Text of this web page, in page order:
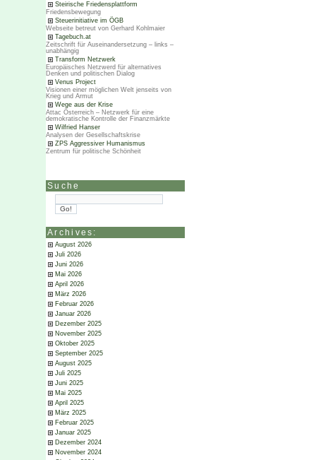
Steirische Friedensplattform
Friedensbewegung
Steuerinitiative im ÖGB
Webseite betreut von Gerhard Kohlmaier
Tagebuch.at
Zeitschrift für Auseinandersetzung – links –
unabhängig
Transform Netzwerk
Europäisches Netzwerd für alternatives
Denken und politischen Dialog
Venus Project
Visionen einer möglichen Welt jenseits von
Krieg und Armut
Wege aus der Krise
Attac Österreich – Netzwerk für eine
demokratische Kontrolle der Finanzmärkte
Wilfried Hanser
Analysen der Gesellschaftskrise
ZPS Aggressiver Humanismus
Zentrum für politische Schönheit
Suche
Archives:
August 2026
Juli 2026
Juni 2026
Mai 2026
April 2026
März 2026
Februar 2026
Januar 2026
Dezember 2025
November 2025
Oktober 2025
September 2025
August 2025
Juli 2025
Juni 2025
Mai 2025
April 2025
März 2025
Februar 2025
Januar 2025
Dezember 2024
November 2024